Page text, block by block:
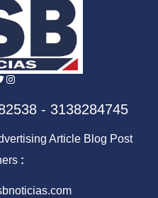
Instagram
- 3138284745
Article Blog Post
: